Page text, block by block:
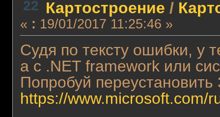
22 Картостроение /
« : 19/01/2017 11:25:46 »
Судя по тексту ошибки, у
а с .NET framework или
Попробуй
https://www.microsoft.com/